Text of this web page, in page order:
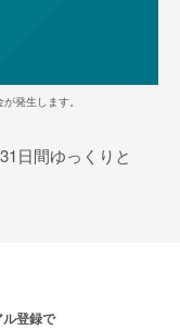
発生します。
日間ゆっくりと
登録で